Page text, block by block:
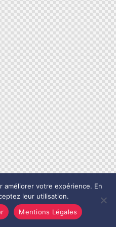
améliorer votre expérience. En
leur utilisation.
Mentions Légales